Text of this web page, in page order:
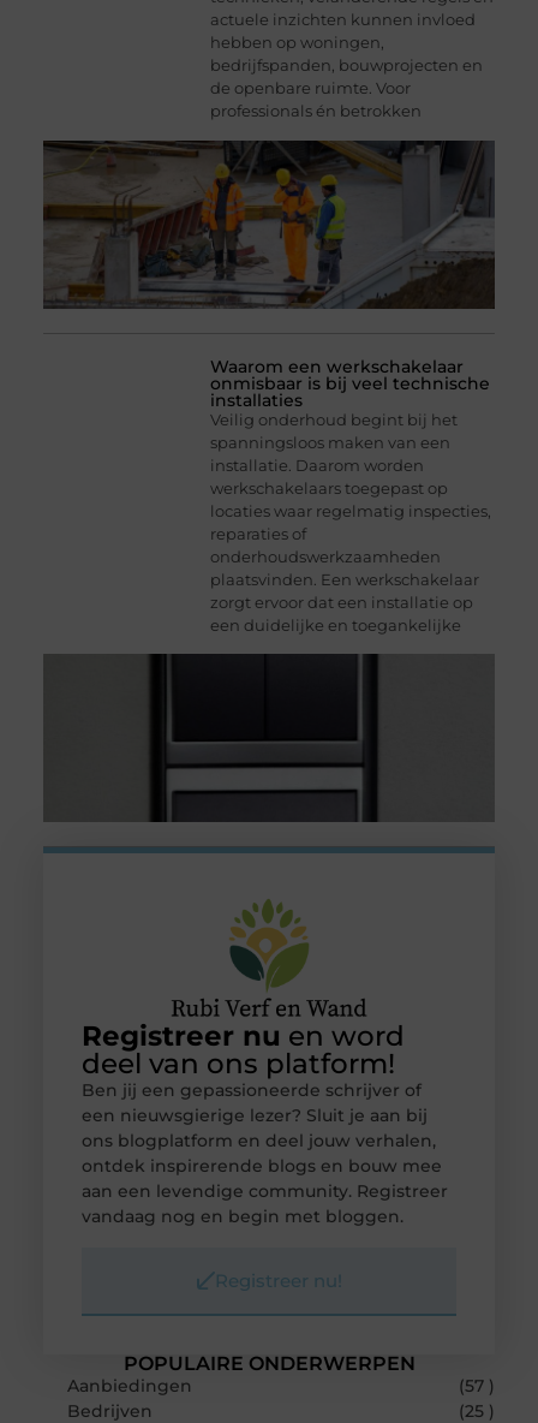
actuele inzichten kunnen invloed
hebben op woningen,
bedrijfspanden, bouwprojecten en
de openbare ruimte. Voor
professionals én betrokken
Waarom een werkschakelaar
onmisbaar is bij veel technische
installaties
Veilig onderhoud begint bij het
spanningsloos maken van een
installatie. Daarom worden
werkschakelaars toegepast op
locaties waar regelmatig inspecties,
reparaties of
onderhoudswerkzaamheden
plaatsvinden. Een werkschakelaar
zorgt ervoor dat een installatie op
een duidelijke en toegankelijke
POPULAIRE ONDERWERPEN
Aanbiedingen
(57 )
Bedrijven
(25 )
Registreer nu en word
deel van ons platform!
Ben jij een gepassioneerde schrijver of
een nieuwsgierige lezer? Sluit je aan bij
ons blogplatform en deel jouw verhalen,
ontdek inspirerende blogs en bouw mee
aan een levendige community. Registreer
vandaag nog en begin met bloggen.
Registreer nu!